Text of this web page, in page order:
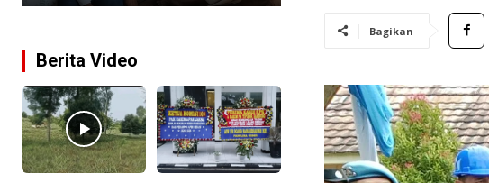
Berita Video
Bagikan